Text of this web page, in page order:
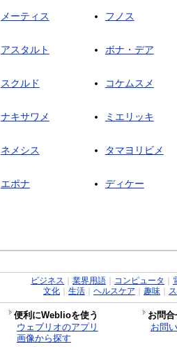
メーティス フノス
アスタルト ボナ・デア
スクルド コケムスメ
ナキサワメ ミエリッキ
ネメシス タマヨリビメ
エポナ ディケー
ビジネス 業界用語｜ コンピュータ
文化｜ 生活｜ ヘルスケア 趣味｜
便利にWeblioを使う
お問
ウェブリオのアプリ
画像から探す
お問